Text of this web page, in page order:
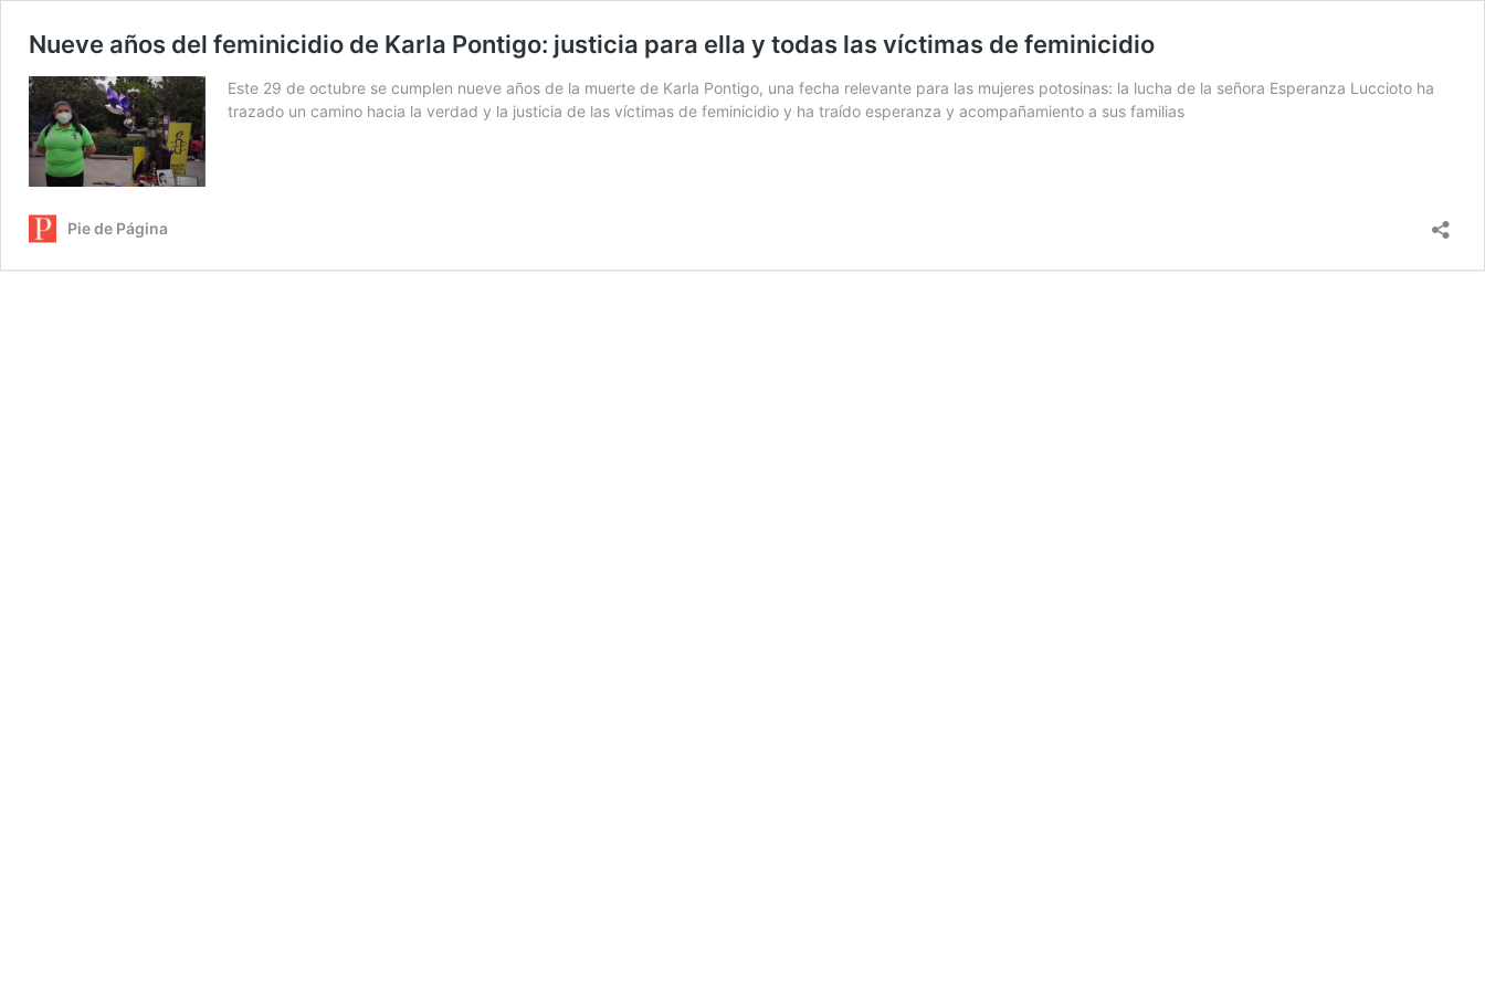
Nueve años del feminicidio de Karla Pontigo: justicia para ella y todas las víctimas de feminicidio
Este 29 de octubre se cumplen nueve años de la muerte de Karla Pontigo, una fecha relevante para las mujeres potosinas: la lucha de la señora Esperanza Luccioto ha
trazado un camino hacia la verdad y la justicia de las víctimas de feminicidio y ha traído esperanza y acompañamiento a sus familias
Pie de Página